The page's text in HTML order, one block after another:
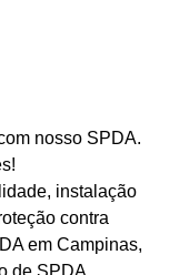
nosso SPDA.
instalação
contra
em Campinas,